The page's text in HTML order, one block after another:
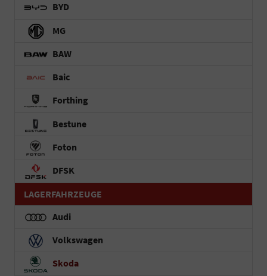
BYD
MG
BAW
Baic
Forthing
Bestune
Foton
DFSK
LAGERFAHRZEUGE
Audi
Volkswagen
Skoda